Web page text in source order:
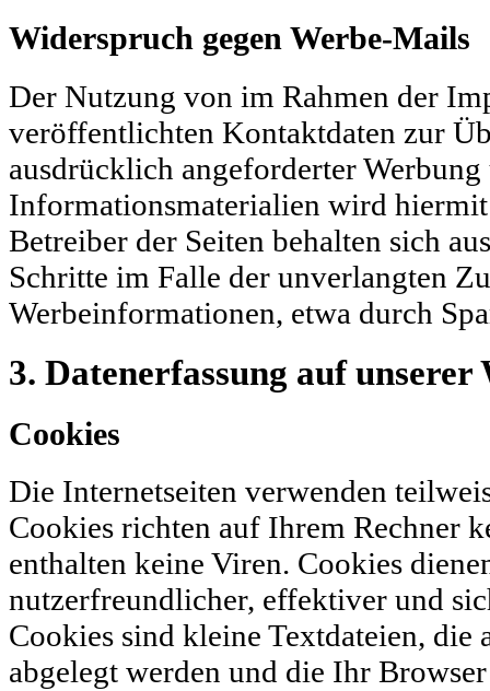
Widerspruch gegen Werbe-Mails
Der Nutzung von im Rahmen der
veröffentlichten Kontaktdaten zur
ausdrücklich angeforderter Werbung
Informationsmaterialien wird
Betreiber der Seiten behalten sich
Schritte im Falle der unverlangten
Werbeinformationen, etwa durch
3. Datenerfassung auf unserer
Cookies
Die Internetseiten verwenden
Cookies richten auf Ihrem Rechner
enthalten keine Viren. Cookies
nutzerfreundlicher, effektiver und
Cookies sind kleine Textdateien, die
abgelegt werden und die Ihr